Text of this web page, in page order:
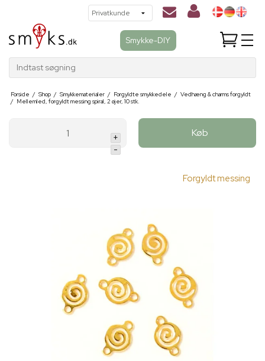
Smykke-DIY
Indtast søgning
Forside / Shop / Smykkematerialer / Forgyldte smykkedele / Vedhæng & charms forgyldt
/ Mellemled, forgyldt messing spiral, 2 øjer, 10 stk.
+
-
Køb
Forgyldt messing